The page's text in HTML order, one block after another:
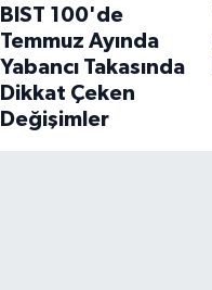
BIST 100'de
Temmuz Ayında
Yabancı Takasında
Dikkat Çeken
Değişimler